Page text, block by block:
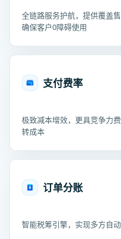
全链路服务护航，提供覆盖
确保客户0障碍使用
支付费率
极致减本增效，更具竞争力
转成本
订单分账
智能税筹引擎，实现多方自